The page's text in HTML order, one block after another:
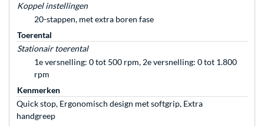
Koppel instellingen
20-stappen, met extra boren fase
Toerental
Stationair toerental
1e versnelling: 0 tot 500 rpm, 2e versnelling: 0 tot 1.800
rpm
Kenmerken
Quick stop, Ergonomisch design met softgrip, Extra
handgreep